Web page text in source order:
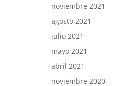
noviembre 2021
agosto 2021
julio 2021
mayo 2021
abril 2021
noviembre 2020